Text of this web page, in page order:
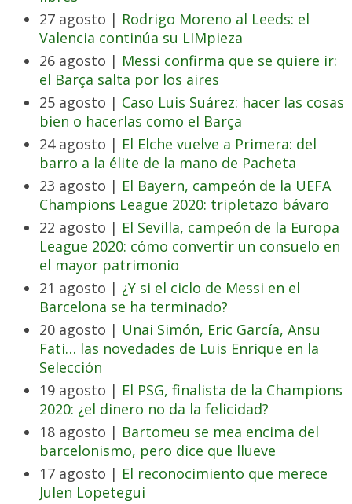
27 agosto | Rodrigo Moreno al Leeds: el
Valencia continúa su LIMpieza
26 agosto | Messi confirma que se quiere ir:
el Barça salta por los aires
25 agosto | Caso Luis Suárez: hacer las cosas
bien o hacerlas como el Barça
24 agosto | El Elche vuelve a Primera: del
barro a la élite de la mano de Pacheta
23 agosto | El Bayern, campeón de la UEFA
Champions League 2020: tripletazo bávaro
22 agosto | El Sevilla, campeón de la Europa
League 2020: cómo convertir un consuelo en
el mayor patrimonio
21 agosto | ¿Y si el ciclo de Messi en el
Barcelona se ha terminado?
20 agosto | Unai Simón, Eric García, Ansu
Fati… las novedades de Luis Enrique en la
Selección
19 agosto | El PSG, finalista de la Champions
2020: ¿el dinero no da la felicidad?
18 agosto | Bartomeu se mea encima del
barcelonismo, pero dice que llueve
17 agosto | El reconocimiento que merece
Julen Lopetegui